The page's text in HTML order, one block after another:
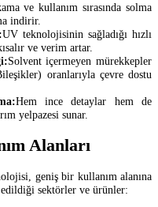
ve kullanım sırasında solma
indirir.
UV teknolojisinin sağladığı hızlı
ve verim artar.
Solvent içermeyen mürekkepler
oranlarıyla çevre dostu
Hem ince detaylar hem de
yelpazesi sunar.
Alanları
geniş bir kullanım alanına
sektörler ve ürünler: